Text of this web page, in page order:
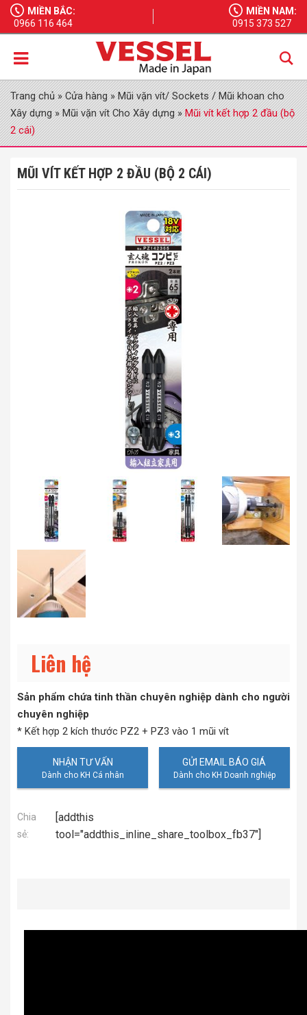
MIỀN BẮC:
0966 116 464
MIỀN NAM:
0915 373 527
Trang chủ»Cửa hàng»Mũi vặn vít/ Sockets / Mũi khoan cho
Xây dựng»Mũi vặn vít Cho Xây dựng»Mũi vít kết hợp 2 đầu (bộ
2 cái)
MŨI VÍT KẾT HỢP 2 ĐẦU (BỘ 2 CÁI)
Liên hệ
Sản phẩm chứa tinh thần chuyên nghiệp dành cho người
chuyên nghiệp
* Kết hợp 2 kích thước PZ2 + PZ3 vào 1 mũi vít
NHẬN TƯ VẤN GỬI EMAIL BÁO GIÁ
Chia
sẻ:
[addthis
tool="addthis_inline_share_toolbox_fb37"]